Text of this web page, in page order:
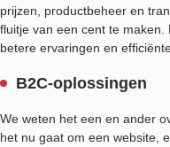
prijzen, productbeheer en
fluitje van een cent te
betere ervaringen en
B2C-oplossingen
We weten het een en ander
het nu gaat om een website,